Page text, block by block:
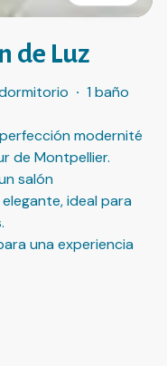
de Luz
· 1 baño
modernité
de Montpellier.
salón
ideal para
una experiencia